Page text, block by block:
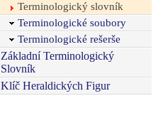
Terminologický slovník
Terminologické soubory
Terminologické rešerše
Základní Terminologický
Slovník
Klíč Heraldických Figur